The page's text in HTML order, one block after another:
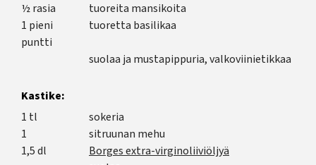
½ rasia
tuoreita mansikoita
1 pieni
puntti
tuoretta basilikaa
suolaa ja mustapippuria, valkoviinietikkaa
Kastike:
1 tl
sokeria
1
sitruunan mehu
1,5 dl
Borges extra-virginoliiviöljyä